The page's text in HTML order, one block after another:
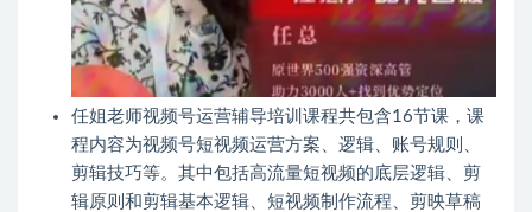
任姐老师视频号运营辅导培训课程共包含16节课，课
程内容为视频号短视频运营方案、逻辑、账号规则、
剪辑技巧等。其中包括高流量短视频的底层逻辑、剪
辑原则和剪辑基本逻辑、短视频制作流程、剪映草稿